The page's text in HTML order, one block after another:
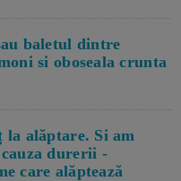
baletul dintre
si oboseala crunta
alăptare. Si am
durerii -
care alăptează